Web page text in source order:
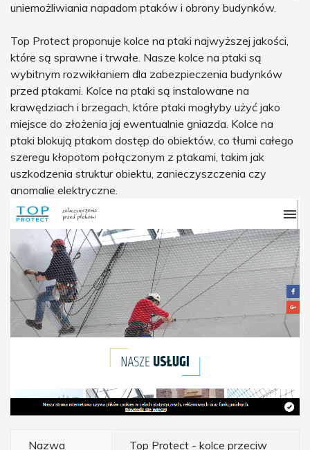
uniemożliwiania napadom ptaków i obrony budynków.
Top Protect proponuje kolce na ptaki najwyższej jakości,
które są sprawne i trwałe. Nasze kolce na ptaki są
wybitnym rozwikłaniem dla zabezpieczenia budynków
przed ptakami. Kolce na ptaki są instalowane na
krawędziach i brzegach, które ptaki mogłyby użyć jako
miejsce do złożenia jaj ewentualnie gniazda. Kolce na
ptaki blokują ptakom dostęp do obiektów, co tłumi całego
szeregu kłopotom połączonym z ptakami, takim jak
uszkodzenia struktur obiektu, zanieczyszczenia czy
anomalie elektryczne.
Nazwa Top Protect - kolce przeciw